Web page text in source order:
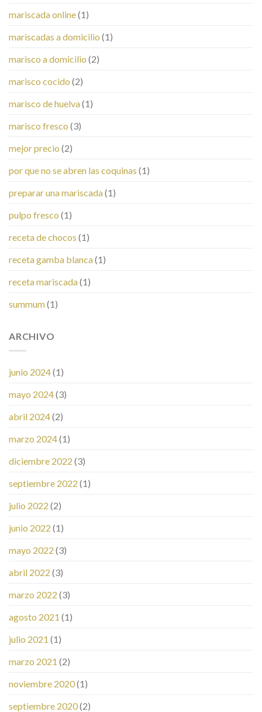
mariscada online(1)
mariscadas a domicilio (1)
marisco a domicilio (2)
marisco cocido (2)
marisco de huelva(1)
marisco fresco (3)
mejor precio (2)
por que no se abren las coquinas (1)
preparar una mariscada(1)
pulpo fresco (1)
receta de chocos (1)
receta gamba blanca(1)
receta mariscada(1)
summum(1)
ARCHIVO
junio 2024(1)
mayo 2024(3)
abril 2024(2)
marzo 2024(1)
diciembre 2022 (3)
septiembre 2022 (1)
julio 2022 (2)
junio 2022 (1)
mayo 2022 (3)
abril 2022 (3)
marzo 2022 (3)
agosto 2021 (1)
julio 2021 (1)
marzo 2021 (2)
noviembre 2020(1)
septiembre 2020(2)